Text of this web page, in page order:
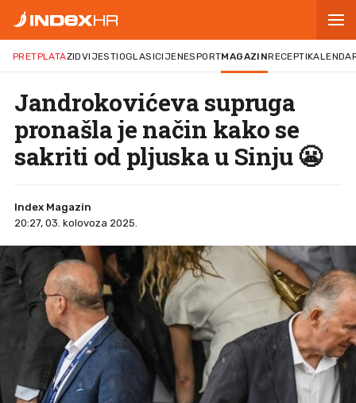
PRETPLATAZIDVIJESTIOGLASICIJENESPORTMAGAZINRECEPTI
Jandrokovićeva supruga
pronašla je način kako se
sakriti od pljuska u Sinju 😬
Index Magazin
20:27, 03. kolovoza 2025.